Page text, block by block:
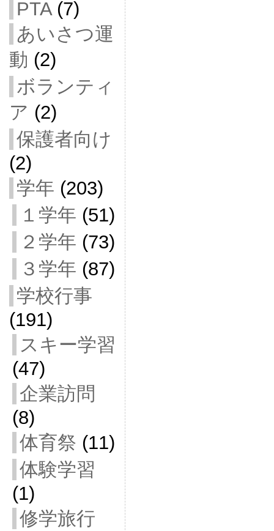
PTA(7)
あいさつ運
動 (2)
ボランティ
ア (2)
保護者向け
(2)
学年 (203)
１学年 (51)
２学年 (73)
３学年 (87)
学校行事
(191)
スキー学習
(47)
企業訪問
(8)
体育祭 (11)
体験学習
(1)
修学旅行